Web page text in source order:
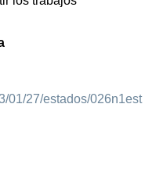
01/27/estados/026n1est